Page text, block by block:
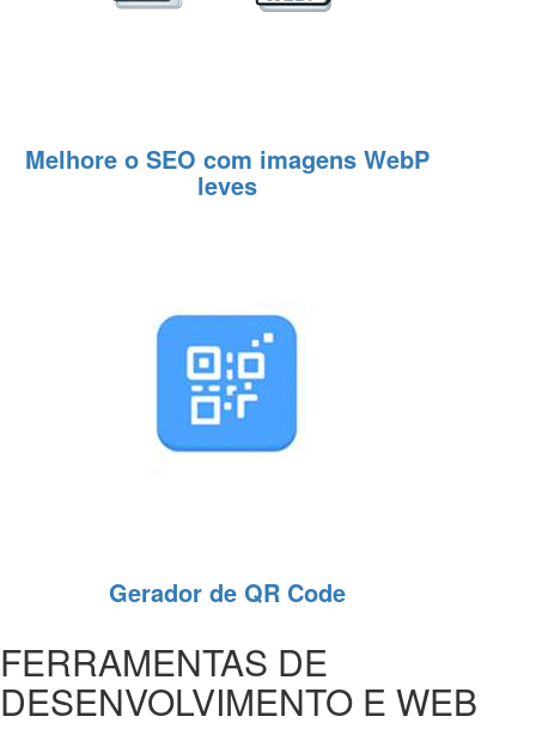
Melhore o SEO com imagens WebP
leves
Gerador de QR Code
FERRAMENTAS DE
DESENVOLVIMENTO E WEB